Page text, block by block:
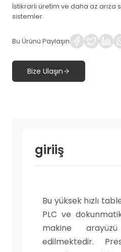
İstikrarlı üretim ve daha az arıza
sistemler.
Bu Ürünü Paylaşın
Bize Ulaşın
giriiş
Bu yüksek hızlı
PLC ve
makine
edilmektedir.